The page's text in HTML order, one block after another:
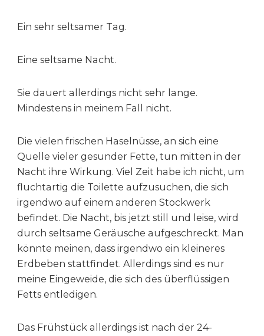
Ein sehr seltsamer Tag.
Eine seltsame Nacht.
Sie dauert allerdings nicht sehr lange.
Mindestens in meinem Fall nicht.
Die vielen frischen Haselnüsse, an sich eine
Quelle vieler gesunder Fette, tun mitten in der
Nacht ihre Wirkung. Viel Zeit habe ich nicht, um
fluchtartig die Toilette aufzusuchen, die sich
irgendwo auf einem anderen Stockwerk
befindet. Die Nacht, bis jetzt still und leise, wird
durch seltsame Geräusche aufgeschreckt. Man
könnte meinen, dass irgendwo ein kleineres
Erdbeben stattfindet. Allerdings sind es nur
meine Eingeweide, die sich des überflüssigen
Fetts entledigen.
Das Frühstück allerdings ist nach der 24-